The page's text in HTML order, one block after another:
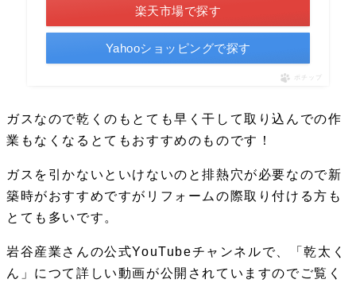
楽天市場で探す
Yahooショッピングで探す
ポチップ
ガスなので乾くのもとても早く干して取り込んでの作
業もなくなるとてもおすすめのものです！
ガスを引かないといけないのと排熱穴が必要なので新
築時がおすすめですがリフォームの際取り付ける方も
とても多いです。
岩谷産業さんの公式YouTubeチャンネルで、「乾太く
ん」につて詳しい動画が公開されていますのでご覧く